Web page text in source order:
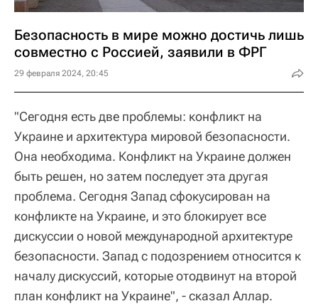
Безопасность в мире можно достичь лишь
совместно с Россией, заявили в ФРГ
29 февраля 2024, 20:45
"Сегодня есть две проблемы: конфликт на
Украине и архитектура мировой безопасности.
Она необходима. Конфликт на Украине должен
быть решен, но затем последует эта другая
проблема. Сегодня Запад сфокусирован на
конфликте на Украине, и это блокирует все
дискуссии о новой международной архитектуре
безопасности. Запад с подозрением относится к
началу дискуссий, которые отодвинут на второй
план конфликт на Украине", - сказал Аллар.